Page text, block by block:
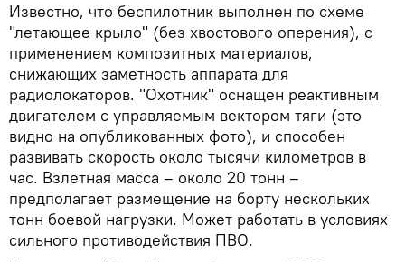
Известно, что беспилотник выполнен по схеме
"летающее крыло" (без хвостового оперения), с
применением композитных материалов,
снижающих заметность аппарата для
радиолокаторов. "Охотник" оснащен реактивным
двигателем с управляемым вектором тяги (это
видно на опубликованных фото), и способен
развивать скорость около тысячи километров в
час. Взлетная масса – около 20 тонн –
предполагает размещение на борту нескольких
тонн боевой нагрузки. Может работать в условиях
сильного противодействия ПВО.